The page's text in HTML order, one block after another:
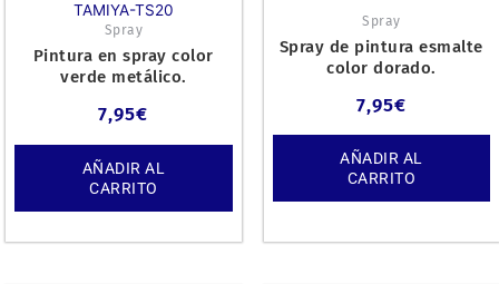
TAMIYA-TS20
Spray
Pintura en spray color
verde metálico.
7,95€
AÑADIR AL
CARRITO
Spray
Spray de pintura esmalte
color dorado.
7,95€
AÑADIR AL
CARRITO